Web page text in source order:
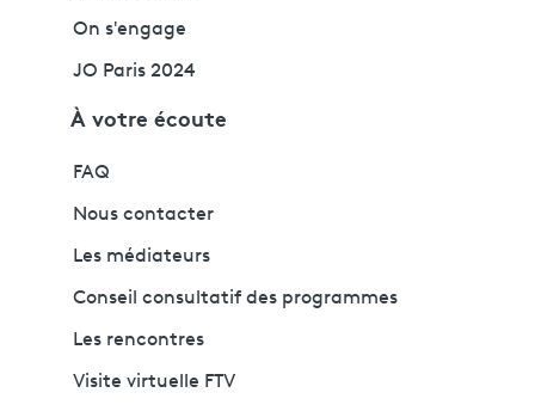
On s'engage
JO Paris 2024
À votre écoute
FAQ
Nous contacter
Les médiateurs
Conseil consultatif des programmes
Les rencontres
Visite virtuelle FTV